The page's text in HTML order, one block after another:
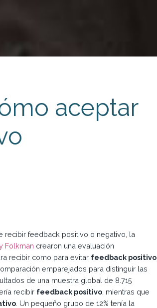
aceptar
recibir feedback positivo o negativo, la
Folkman crearon una evaluación
recibir como para evitar feedback positivo
emparejados para distinguir las
de una muestra global de 8.715
recibir feedback positivo , mientras que
. Un pequeño grupo de 12% tenía la